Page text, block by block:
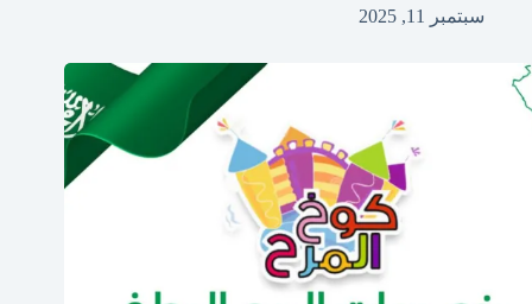
سبتمبر 11, 2025